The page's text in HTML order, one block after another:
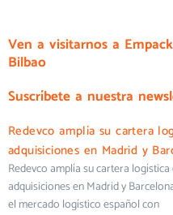
Ven a visitarnos a
Bilbao
Suscríbete a nuestra
Redevco amplía su cartera
adquisiciones en Madrid y
Redevco amplía su cartera
adquisiciones en Madrid y
el mercado logístico español con